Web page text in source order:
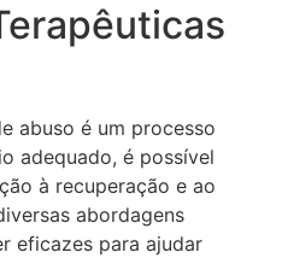
abuso é um processo
adequado, é possível
à recuperação e ao
abordagens
eficazes para ajudar